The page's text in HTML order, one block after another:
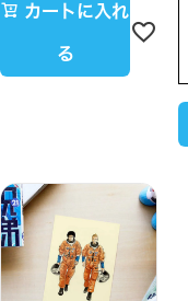
カートに入れ
る